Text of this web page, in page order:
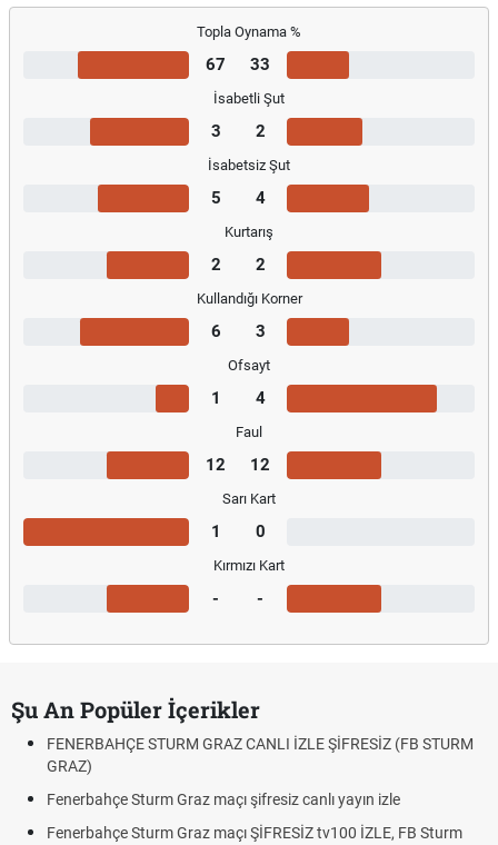
Topla Oynama %
67 33
İsabetli Şut
3 2
İsabetsiz Şut
5 4
Kurtarış
2 2
Kullandığı Korner
6 3
Ofsayt
1 4
Faul
12 12
Sarı Kart
1 0
Kırmızı Kart
- -
Şu An Popüler İçerikler
FENERBAHÇE STURM GRAZ CANLI İZLE ŞİFRESİZ (FB STURM
GRAZ)
Fenerbahçe Sturm Graz maçı şifresiz canlı yayın izle
Fenerbahçe Sturm Graz maçı ŞİFRESİZ tv100 İZLE, FB Sturm